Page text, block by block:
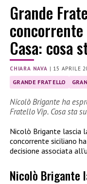
Grande
Casa: cosa
CHIARA NAVA | 15 APRILE
GRANDE FRATELLO
Nicolò Brigante ha
Fratello Vip. Cosa sta
Nicolò Brigante lascia
concorrente siciliano
decisione associata
Nicolò Brigante